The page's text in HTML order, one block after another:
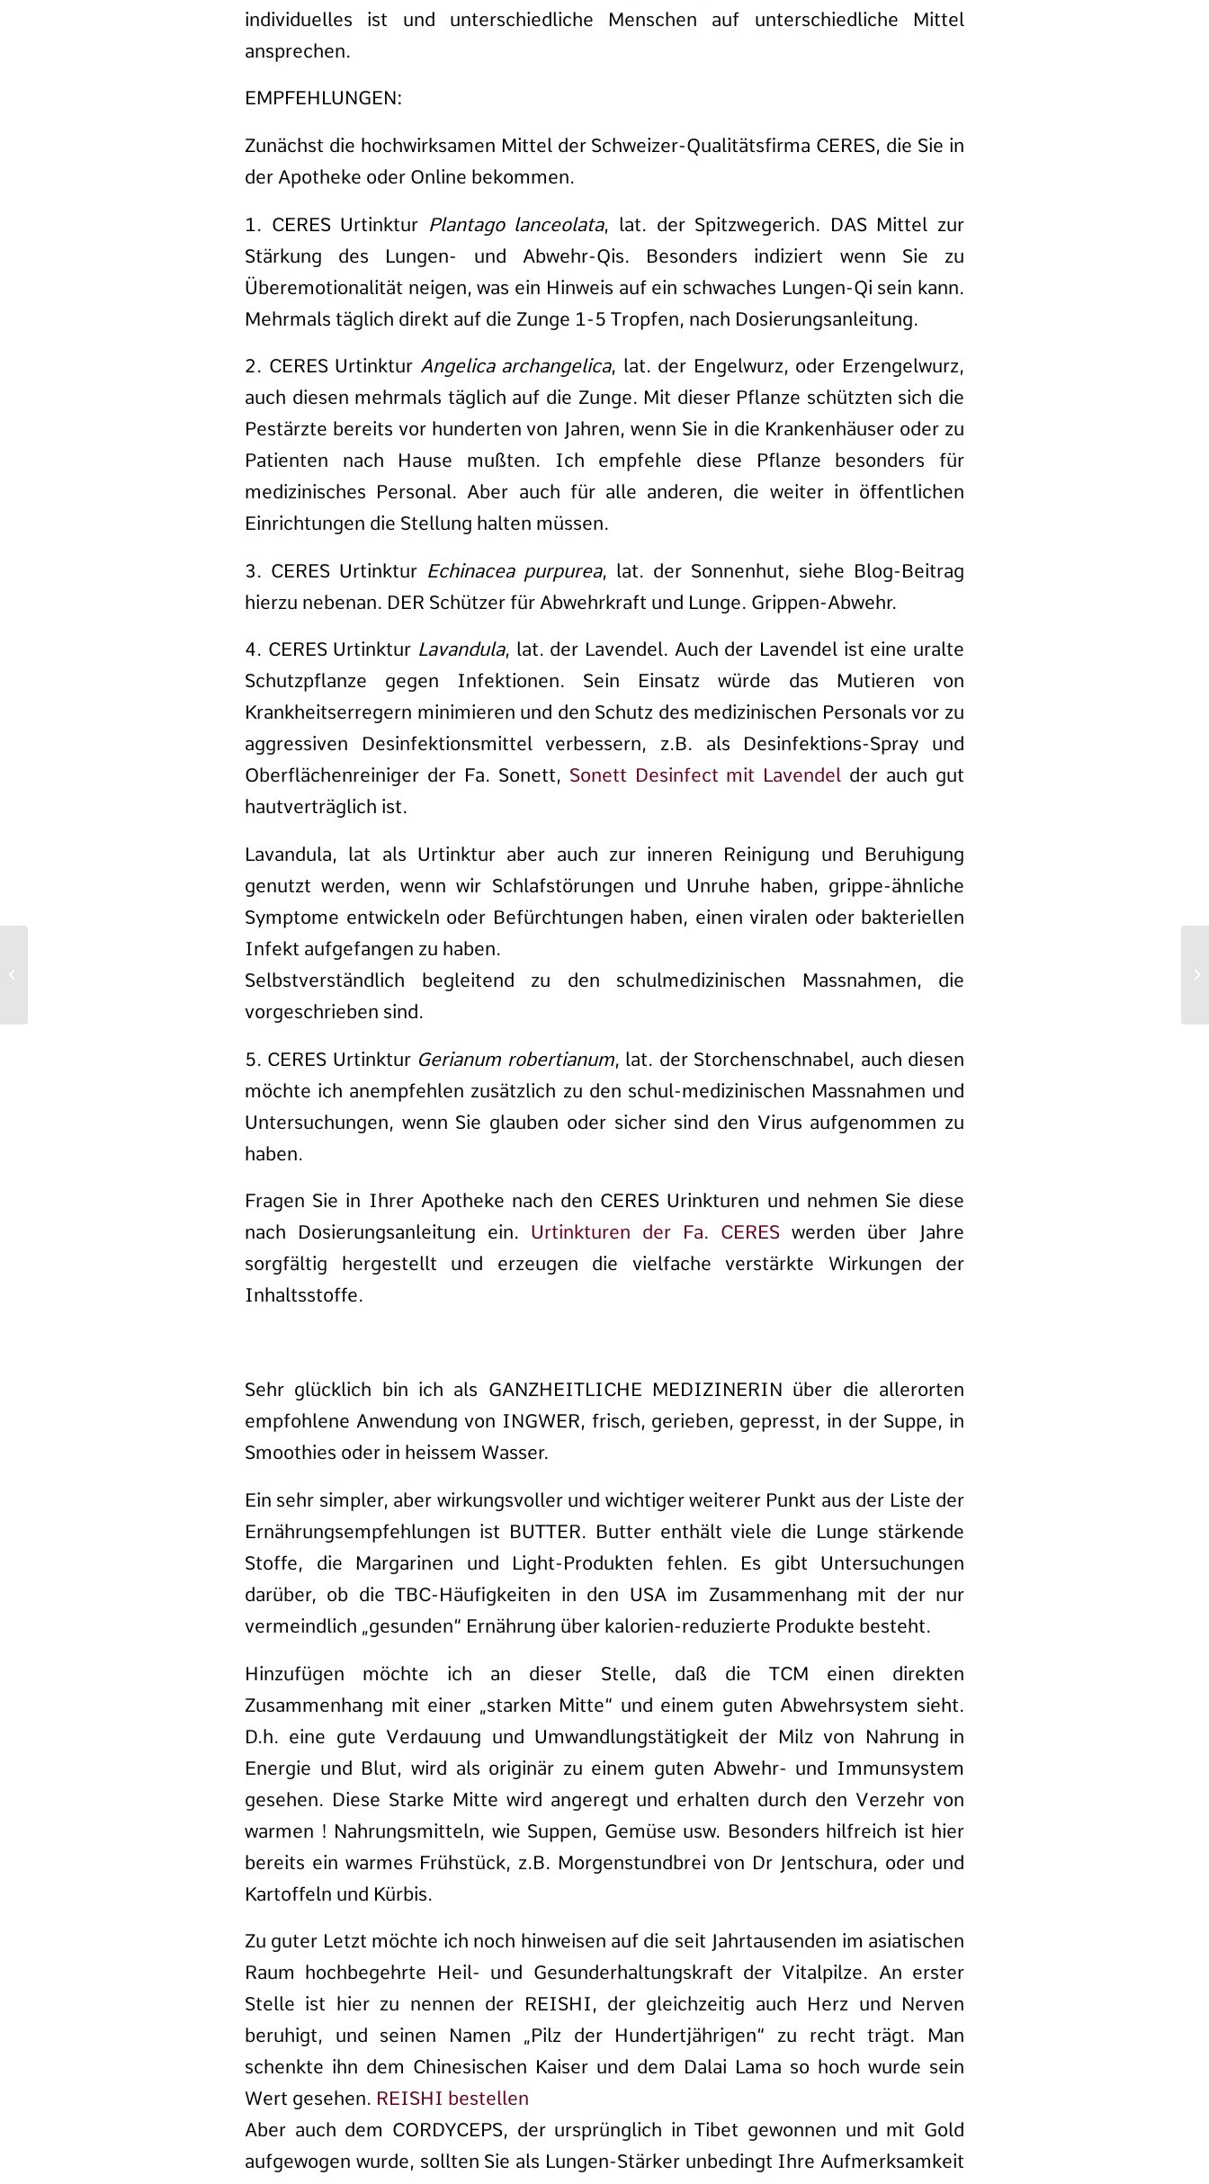
individuelles ist und unterschiedliche Menschen auf unterschiedliche Mittel
ansprechen.
EMPFEHLUNGEN:
Zunächst die hochwirksamen Mittel der Schweizer-Qualitätsfirma CERES, die Sie in
der Apotheke oder Online bekommen.
1. CERES Urtinktur Plantago lanceolata, lat. der Spitzwegerich. DAS Mittel zur
Stärkung des Lungen- und Abwehr-Qis. Besonders indiziert wenn Sie zu
Überemotionalität neigen, was ein Hinweis auf ein schwaches Lungen-Qi sein kann.
Mehrmals täglich direkt auf die Zunge 1-5 Tropfen, nach Dosierungsanleitung.
2. CERES Urtinktur Angelica archangelica, lat. der Engelwurz, oder Erzengelwurz,
auch diesen mehrmals täglich auf die Zunge. Mit dieser Pflanze schützten sich die
Pestärzte bereits vor hunderten von Jahren, wenn Sie in die Krankenhäuser oder zu
Patienten nach Hause mußten. Ich empfehle diese Pflanze besonders für
medizinisches Personal. Aber auch für alle anderen, die weiter in öffentlichen
Einrichtungen die Stellung halten müssen.
3. CERES Urtinktur Echinacea purpurea, lat. der Sonnenhut, siehe Blog-Beitrag
hierzu nebenan. DER Schützer für Abwehrkraft und Lunge. Grippen-Abwehr.
4. CERES Urtinktur Lavandula, lat. der Lavendel. Auch der Lavendel ist eine uralte
Schutzpflanze gegen Infektionen. Sein Einsatz würde das Mutieren von
Krankheitserregern minimieren und den Schutz des medizinischen Personals vor zu
aggressiven Desinfektionsmittel verbessern, z.B. als Desinfektions-Spray und
Oberflächenreiniger der Fa. Sonett, Sonett Desinfect mit Lavendel der auch gut
hautverträglich ist.
Lavandula, lat als Urtinktur aber auch zur inneren Reinigung und Beruhigung
genutzt werden, wenn wir Schlafstörungen und Unruhe haben, grippe-ähnliche
Symptome entwickeln oder Befürchtungen haben, einen viralen oder bakteriellen
Infekt aufgefangen zu haben.
Selbstverständlich begleitend zu den schulmedizinischen Massnahmen, die
vorgeschrieben sind.
5. CERES Urtinktur Gerianum robertianum, lat. der Storchenschnabel, auch diesen
möchte ich anempfehlen zusätzlich zu den schul-medizinischen Massnahmen und
Untersuchungen, wenn Sie glauben oder sicher sind den Virus aufgenommen zu
haben.
Fragen Sie in Ihrer Apotheke nach den CERES Urinkturen und nehmen Sie diese
nach Dosierungsanleitung ein. Urtinkturen der Fa. CERES werden über Jahre
sorgfältig hergestellt und erzeugen die vielfache verstärkte Wirkungen der
Inhaltsstoffe.
Sehr glücklich bin ich als GANZHEITLICHE MEDIZINERIN über die allerorten
empfohlene Anwendung von INGWER, frisch, gerieben, gepresst, in der Suppe, in
Smoothies oder in heissem Wasser.
Ein sehr simpler, aber wirkungsvoller und wichtiger weiterer Punkt aus der Liste der
Ernährungsempfehlungen ist BUTTER. Butter enthält viele die Lunge stärkende
Stoffe, die Margarinen und Light-Produkten fehlen. Es gibt Untersuchungen
darüber, ob die TBC-Häufigkeiten in den USA im Zusammenhang mit der nur
vermeindlich „gesunden“ Ernährung über kalorien-reduzierte Produkte besteht.
Hinzufügen möchte ich an dieser Stelle, daß die TCM einen direkten
Zusammenhang mit einer „starken Mitte“ und einem guten Abwehrsystem sieht.
D.h. eine gute Verdauung und Umwandlungstätigkeit der Milz von Nahrung in
Energie und Blut, wird als originär zu einem guten Abwehr- und Immunsystem
gesehen. Diese Starke Mitte wird angeregt und erhalten durch den Verzehr von
warmen ! Nahrungsmitteln, wie Suppen, Gemüse usw. Besonders hilfreich ist hier
bereits ein warmes Frühstück, z.B. Morgenstundbrei von Dr Jentschura, oder und
Kartoffeln und Kürbis.
Zu guter Letzt möchte ich noch hinweisen auf die seit Jahrtausenden im asiatischen
Raum hochbegehrte Heil- und Gesunderhaltungskraft der Vitalpilze. An erster
Stelle ist hier zu nennen der REISHI, der gleichzeitig auch Herz und Nerven
beruhigt, und seinen Namen „Pilz der Hundertjährigen“ zu recht trägt. Man
schenkte ihn dem Chinesischen Kaiser und dem Dalai Lama so hoch wurde sein
Wert gesehen. REISHI bestellen
Aber auch dem CORDYCEPS, der ursprünglich in Tibet gewonnen und mit Gold
aufgewogen wurde, sollten Sie als Lungen-Stärker unbedingt Ihre Aufmerksamkeit